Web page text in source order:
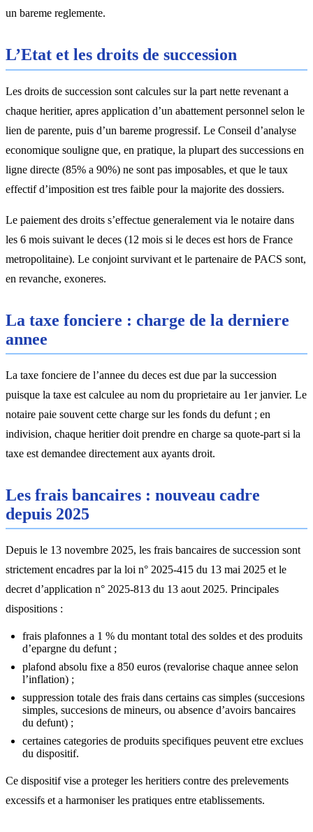
un bareme reglemente.
L’Etat et les droits de succession
Les droits de succession sont calcules sur la part nette revenant a
chaque heritier, apres application d’un abattement personnel selon le
lien de parente, puis d’un bareme progressif. Le Conseil d’analyse
economique souligne que, en pratique, la plupart des successions en
ligne directe (85% a 90%) ne sont pas imposables, et que le taux
effectif d’imposition est tres faible pour la majorite des dossiers.
Le paiement des droits s’effectue generalement via le notaire dans
les 6 mois suivant le deces (12 mois si le deces est hors de France
metropolitaine). Le conjoint survivant et le partenaire de PACS sont,
en revanche, exoneres.
La taxe fonciere : charge de la derniere
annee
La taxe fonciere de l’annee du deces est due par la succession
puisque la taxe est calculee au nom du proprietaire au 1er janvier. Le
notaire paie souvent cette charge sur les fonds du defunt ; en
indivision, chaque heritier doit prendre en charge sa quote-part si la
taxe est demandee directement aux ayants droit.
Les frais bancaires : nouveau cadre
depuis 2025
Depuis le 13 novembre 2025, les frais bancaires de succession sont
strictement encadres par la loi n° 2025-415 du 13 mai 2025 et le
decret d’application n° 2025-813 du 13 aout 2025. Principales
dispositions :
frais plafonnes a 1 % du montant total des soldes et des produits
d’epargne du defunt ;
plafond absolu fixe a 850 euros (revalorise chaque annee selon
l’inflation) ;
suppression totale des frais dans certains cas simples (succesions
simples, succesions de mineurs, ou absence d’avoirs bancaires
du defunt) ;
certaines categories de produits specifiques peuvent etre exclues
du dispositif.
Ce dispositif vise a proteger les heritiers contre des prelevements
excessifs et a harmoniser les pratiques entre etablissements.